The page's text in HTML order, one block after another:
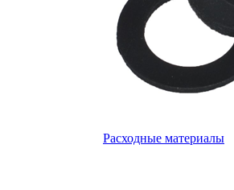
Расходные материалы